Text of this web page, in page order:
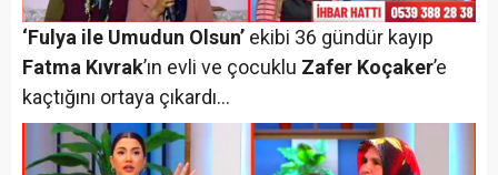
‘Fulya ile Umudun Olsun’ ekibi 36 gündür kayıp
Fatma Kıvrak’ın evli ve çocuklu Zafer Koçaker’e
kaçtığını ortaya çıkardı…